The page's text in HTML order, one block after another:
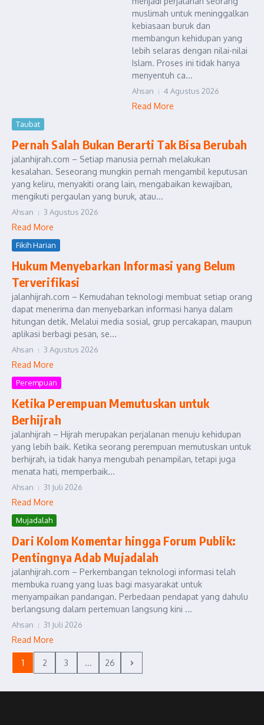
muslimah untuk meninggalkan
kebiasaan buruk dan
membangun kehidupan yang
lebih selaras dengan nilai-nilai
Islam. Proses ini tidak hanya
menyentuh ca...
Ahsan 4 Agustus 2026
Read More
Taubat
Pernah Salah Bukan Berarti Tak Bisa Berubah
jalanhijrah.com – Setiap manusia pernah melakukan
kesalahan. Seseorang mungkin pernah mengambil keputusan
yang keliru, menyakiti orang lain, mengabaikan kewajiban,
mengikuti pergaulan yang buruk, atau...
Ahsan 3 Agustus 2026
Read More
Fikih Harian
Hukum Menyebarkan Informasi yang Belum
Terverifikasi
jalanhijrah.com – Kemudahan teknologi membuat setiap orang
dapat menerima dan menyebarkan informasi hanya dalam
hitungan detik. Melalui media sosial, grup percakapan, maupun
aplikasi berbagi pesan, se...
Ahsan 3 Agustus 2026
Read More
Perempuan
Ketika Perempuan Memutuskan untuk
Berhijrah
jalanhijrah – Hijrah merupakan perjalanan menuju kehidupan
yang lebih baik. Ketika seorang perempuan memutuskan untuk
berhijrah, ia tidak hanya mengubah penampilan, tetapi juga
menata hati, memperbaik...
Ahsan 31 Juli 2026
Read More
Mujadalah
Dari Kolom Komentar hingga Forum Publik:
Pentingnya Adab Mujadalah
jalanhijrah.com – Perkembangan teknologi informasi telah
membuka ruang yang luas bagi masyarakat untuk
menyampaikan pandangan. Perbedaan pendapat yang dahulu
berlangsung dalam pertemuan langsung kini ...
Ahsan 31 Juli 2026
Read More
1 2 3 ... 26